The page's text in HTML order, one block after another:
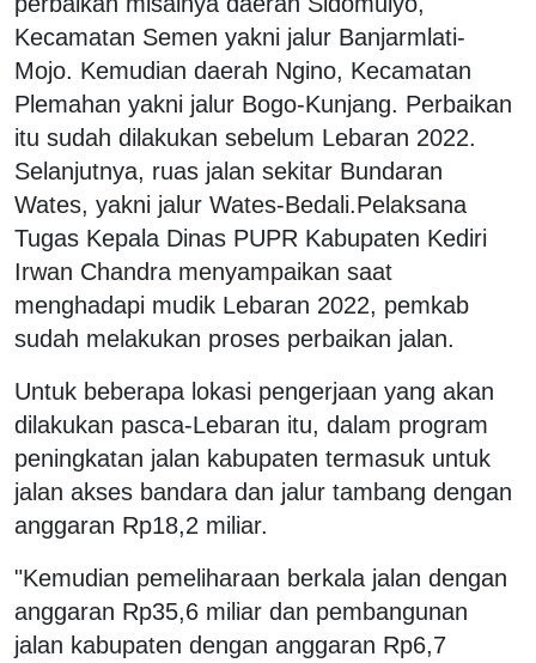
Kecamatan Semen yakni jalur Banjarmlati-
Mojo. Kemudian daerah Ngino, Kecamatan
Plemahan yakni jalur Bogo-Kunjang. Perbaikan
itu sudah dilakukan sebelum Lebaran 2022.
Selanjutnya, ruas jalan sekitar Bundaran
Wates, yakni jalur Wates-Bedali.Pelaksana
Tugas Kepala Dinas PUPR Kabupaten Kediri
Irwan Chandra menyampaikan saat
menghadapi mudik Lebaran 2022, pemkab
sudah melakukan proses perbaikan jalan.
Untuk beberapa lokasi pengerjaan yang akan
dilakukan pasca-Lebaran itu, dalam program
peningkatan jalan kabupaten termasuk untuk
jalan akses bandara dan jalur tambang dengan
anggaran Rp18,2 miliar.
"Kemudian pemeliharaan berkala jalan dengan
anggaran Rp35,6 miliar dan pembangunan
jalan kabupaten dengan anggaran Rp6,7